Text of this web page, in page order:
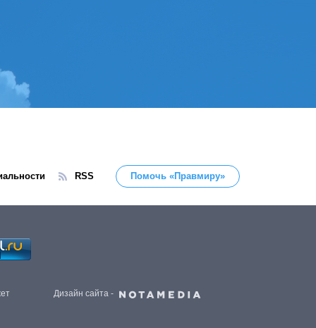
RSS Помочь «Правмиру»
Дизайн сайта -